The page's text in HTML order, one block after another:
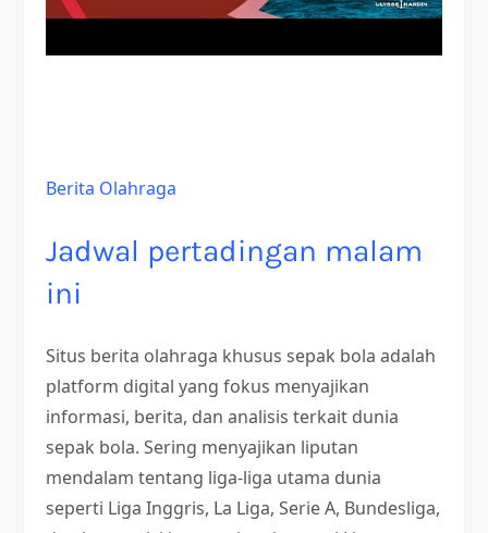
Berita Olahraga
Jadwal pertadingan malam
ini
Situs berita olahraga khusus sepak bola adalah
platform digital yang fokus menyajikan
informasi, berita, dan analisis terkait dunia
sepak bola. Sering menyajikan liputan
mendalam tentang liga-liga utama dunia
seperti Liga Inggris, La Liga, Serie A, Bundesliga,